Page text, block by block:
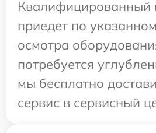
Квалифицированный
приедет по
осмотра
потребуется
мы бесплатно
сервис в сервисный